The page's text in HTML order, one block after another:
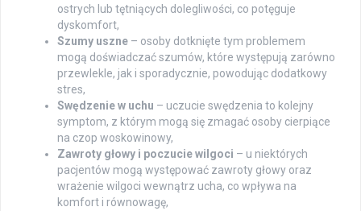
ostrych lub tętniących dolegliwości, co potęguje
dyskomfort,
Szumy uszne – osoby dotknięte tym problemem
mogą doświadczać szumów, które występują zarówno
przewlekle, jak i sporadycznie, powodując dodatkowy
stres,
Swędzenie w uchu – uczucie swędzenia to kolejny
symptom, z którym mogą się zmagać osoby cierpiące
na czop woskowinowy,
Zawroty głowy i poczucie wilgoci – u niektórych
pacjentów mogą występować zawroty głowy oraz
wrażenie wilgoci wewnątrz ucha, co wpływa na
komfort i równowagę,